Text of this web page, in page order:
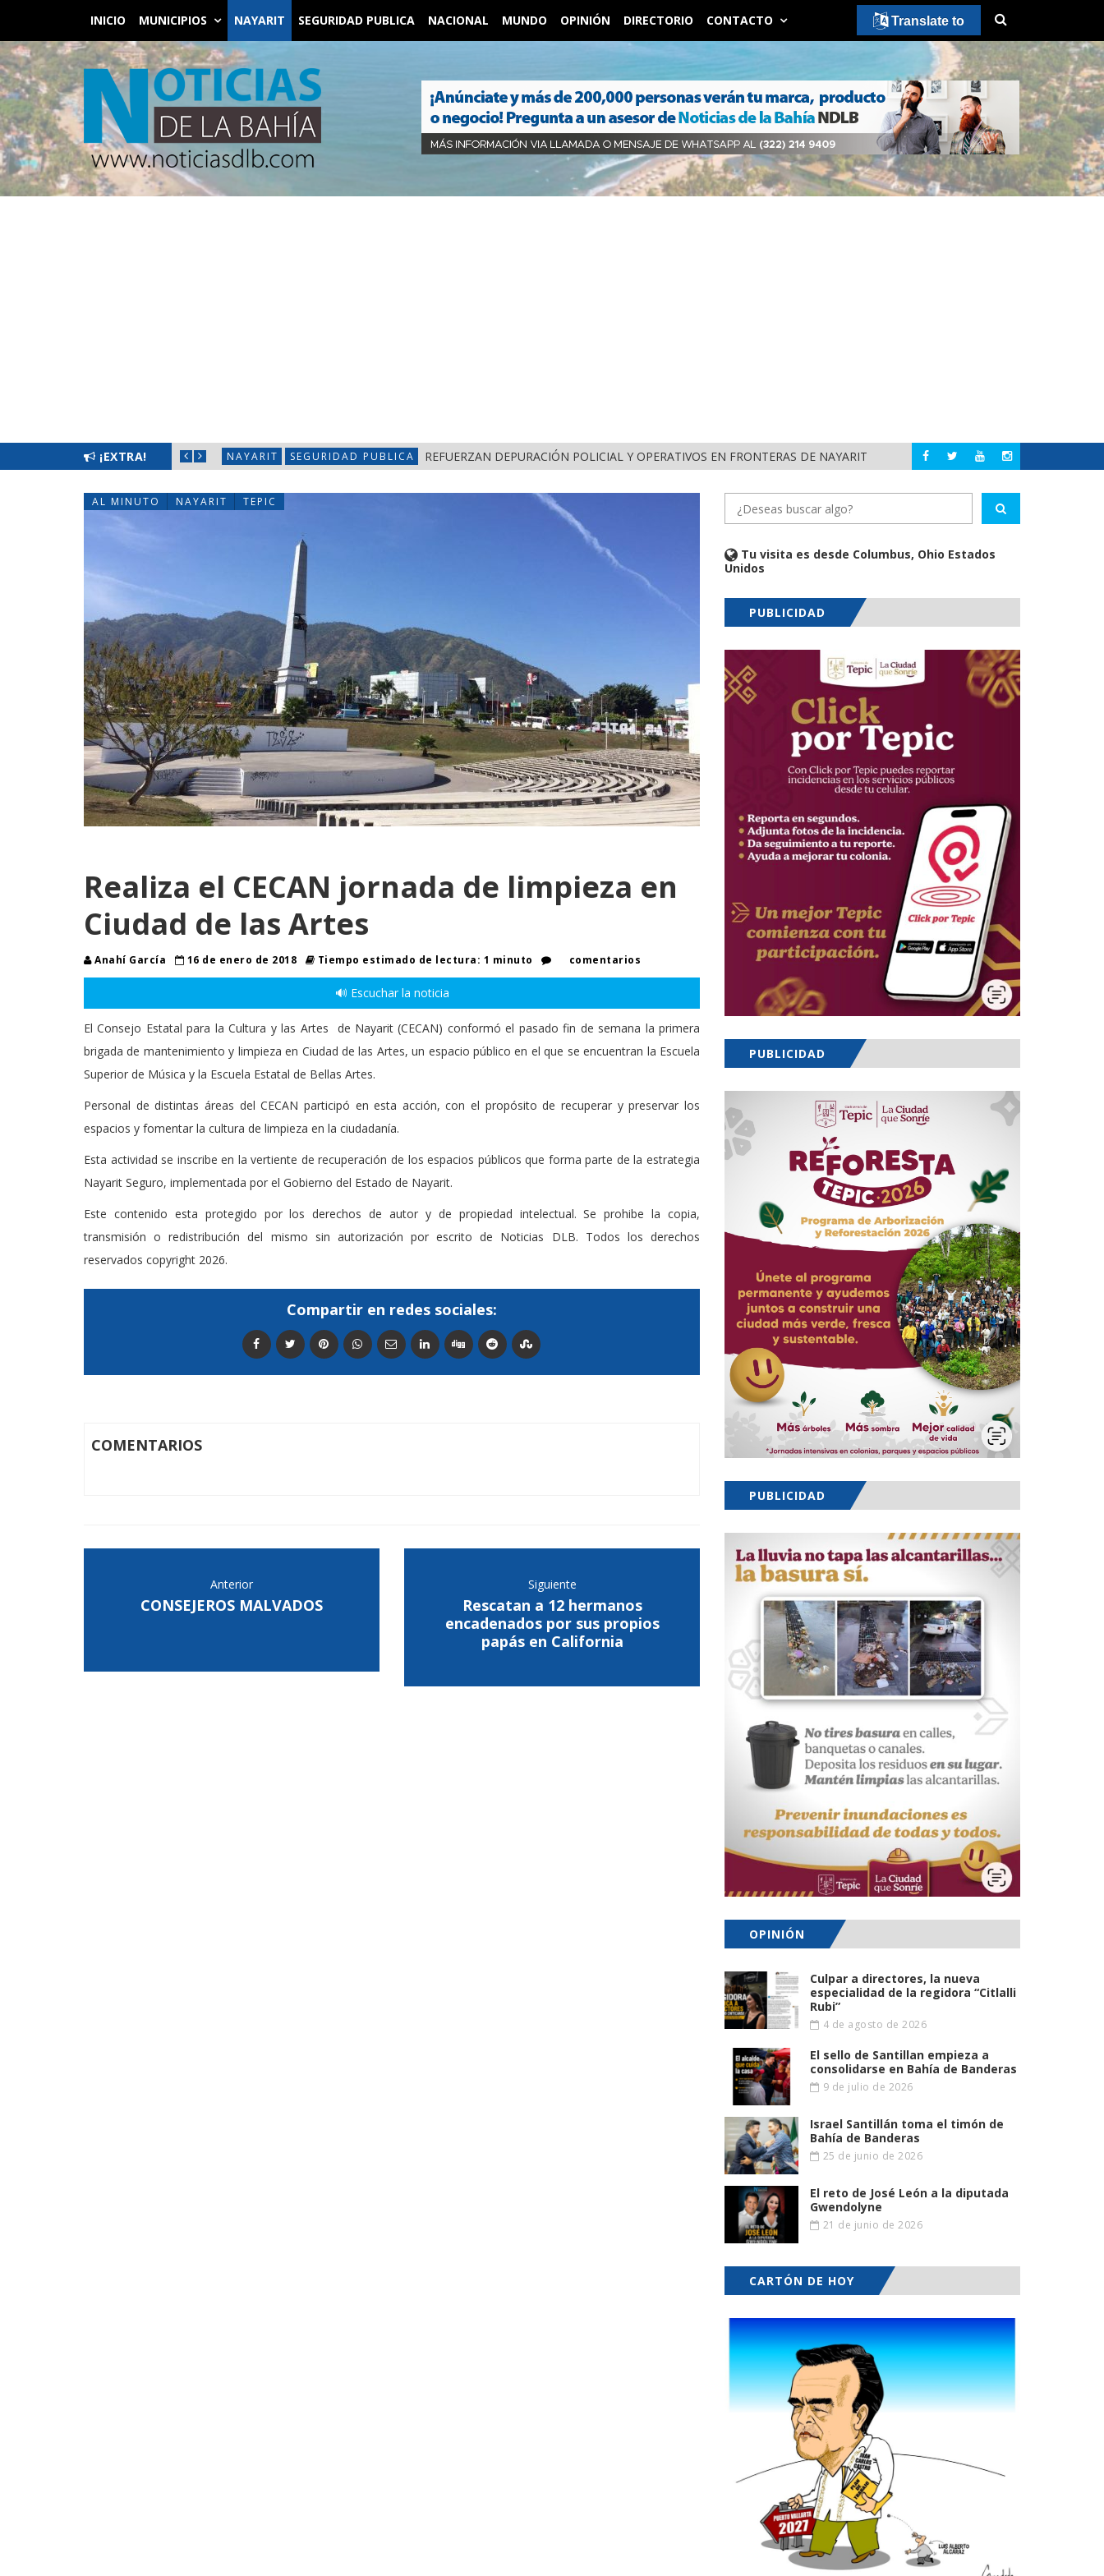
INICIO MUNICIPIOS NAYARIT SEGURIDAD PUBLICA NACIONAL MUNDO OPINIÓN DIRECTORIO CONTACTO
¡EXTRA!
EN BAHÍA DE BANDERAS NAYARIT SEGURIDAD PUBLICA REFUERZAN DEPURACIÓN POLICIAL Y OPERATIVOS EN FRONTERAS DE NAYARIT NAYARIT MUNICIPIOS DE
AL MINUTO NAYARIT TEPIC
Realiza el CECAN jornada de limpieza en
Ciudad de las Artes
Anahí García 16 de enero de 2018 Tiempo estimado de lectura: 1 minuto comentarios
🔊 Escuchar la noticia
El Consejo Estatal para la Cultura y las Artes de Nayarit (CECAN) conformó el pasado fin de semana la primera
brigada de mantenimiento y limpieza en Ciudad de las Artes, un espacio público en el que se encuentran la Escuela
Superior de Música y la Escuela Estatal de Bellas Artes.
Personal de distintas áreas del CECAN participó en esta acción, con el propósito de recuperar y preservar los
espacios y fomentar la cultura de limpieza en la ciudadanía.
Esta actividad se inscribe en la vertiente de recuperación de los espacios públicos que forma parte de la estrategia
Nayarit Seguro, implementada por el Gobierno del Estado de Nayarit.
Este contenido esta protegido por los derechos de autor y de propiedad intelectual. Se prohibe la copia,
transmisión o redistribución del mismo sin autorización por escrito de Noticias DLB. Todos los derechos
reservados copyright 2026.
Compartir en redes sociales:
COMENTARIOS
Anterior
CONSEJEROS MALVADOS
Siguiente
Rescatan a 12 hermanos
encadenados por sus propios
papás en California
Tu visita es desde Columbus, Ohio Estados
Unidos
PUBLICIDAD
PUBLICIDAD
PUBLICIDAD
OPINIÓN
Culpar a directores, la nueva
especialidad de la regidora “Citlalli
Rubi”
4 de agosto de 2026
El sello de Santillan empieza a
consolidarse en Bahía de Banderas
9 de julio de 2026
Israel Santillán toma el timón de
Bahía de Banderas
25 de junio de 2026
El reto de José León a la diputada
Gwendolyne
21 de junio de 2026
CARTÓN DE HOY
Translate to